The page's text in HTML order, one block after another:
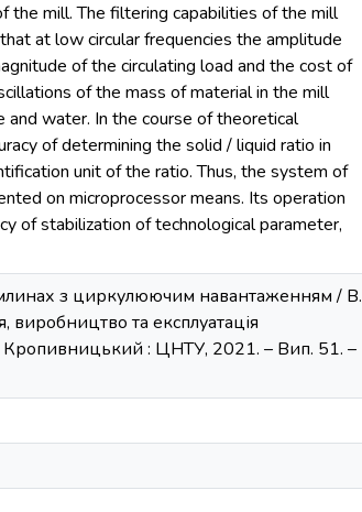
the mill. The filtering capabilities of the mill
at low circular frequencies the amplitude
of the circulating load and the cost of
of the mass of material in the mill
water. In the course of theoretical
of determining the solid / liquid ratio in
unit of the ratio. Thus, the system of
on microprocessor means. Its operation
of stabilization of technological parameter,
з циркулюючим навантаженням / В.
та експлуатація
Кропивницький : ЦНТУ, 2021. – Вип. 51. –